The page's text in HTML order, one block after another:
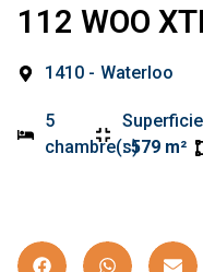
112 WOO
1410 - Waterloo
5
chambre(s)
Superficie
:579 m²